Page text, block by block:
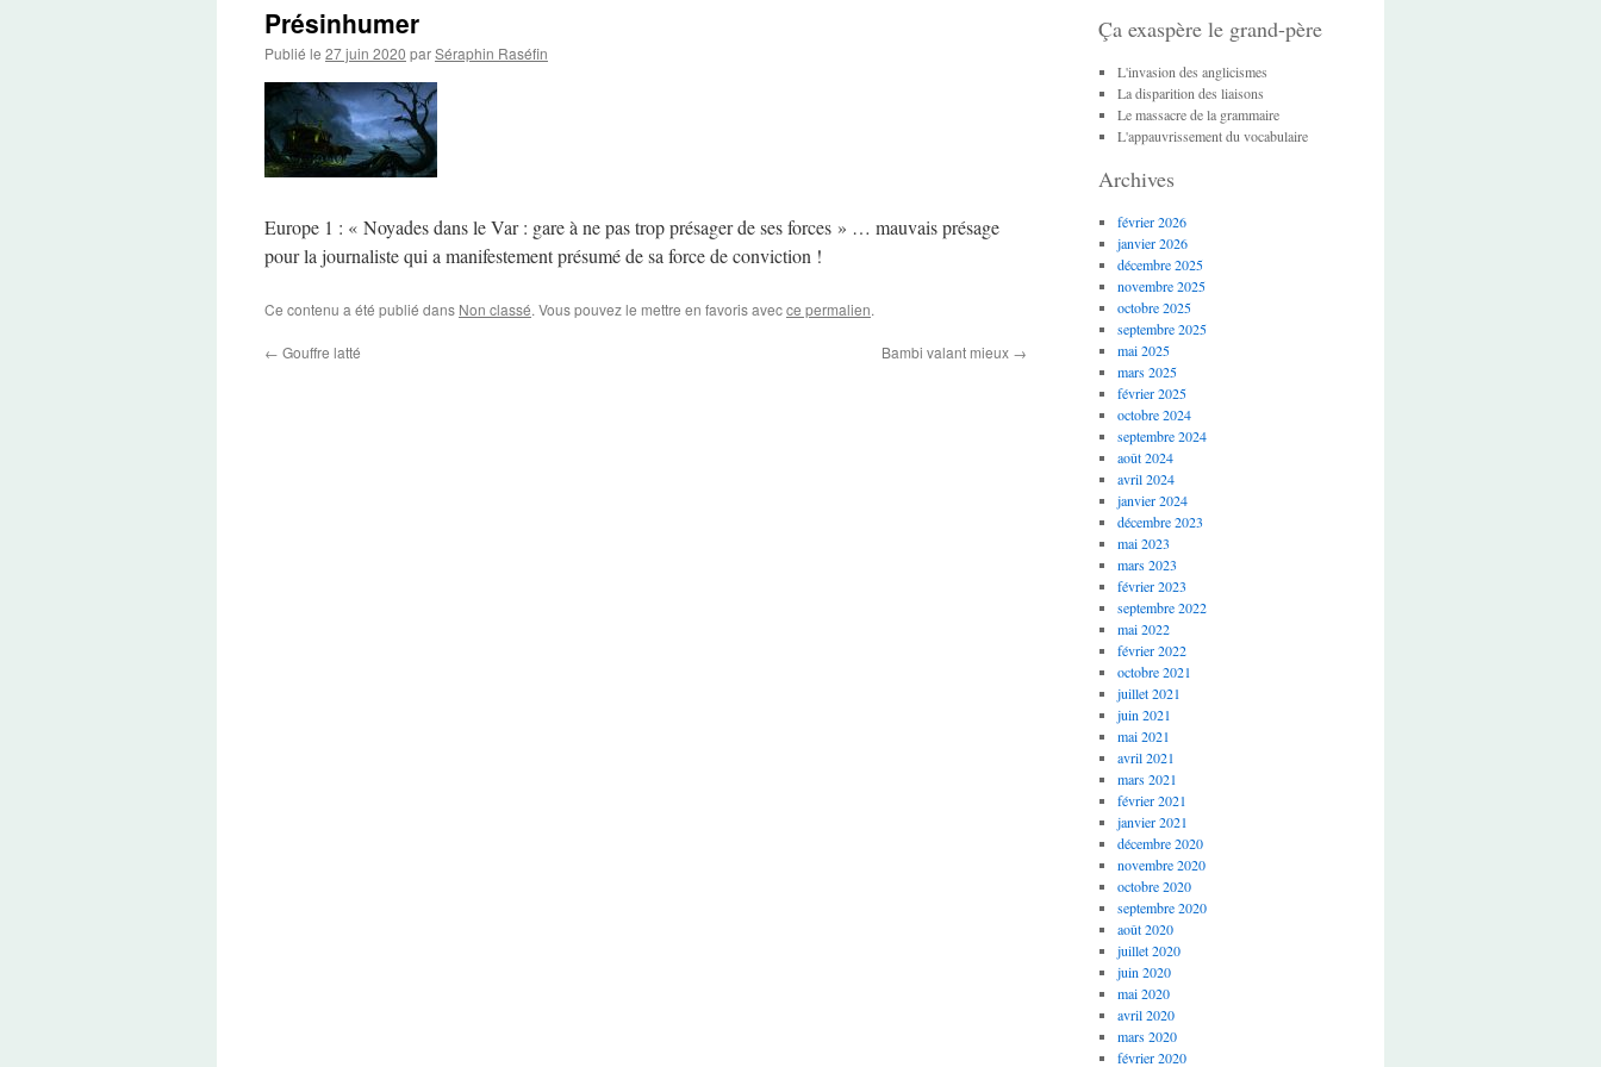
Présinhumer
Publié le 27 juin 2020 parSéraphin Raséfin
Europe 1 : « Noyades dans le Var : gare à ne pas trop présager de ses forces » … mauvais présage
pour la journaliste qui a manifestement présumé de sa force de conviction !
Ce contenu a été publié dans Non classé. Vous pouvez le mettre en favoris avecce permalien.
← Gouffre latté Bambi valant mieux →
Ça exaspère le grand-père
L'invasion des anglicismes
La disparition des liaisons
Le massacre de la grammaire
L'appauvrissement du vocabulaire
Archives
février 2026
janvier 2026
décembre 2025
novembre 2025
octobre 2025
septembre 2025
mai 2025
mars 2025
février 2025
octobre 2024
septembre 2024
août 2024
avril 2024
janvier 2024
décembre 2023
mai 2023
mars 2023
février 2023
septembre 2022
mai 2022
février 2022
octobre 2021
juillet 2021
juin 2021
mai 2021
avril 2021
mars 2021
février 2021
janvier 2021
décembre 2020
novembre 2020
octobre 2020
septembre 2020
août 2020
juillet 2020
juin 2020
mai 2020
avril 2020
mars 2020
février 2020